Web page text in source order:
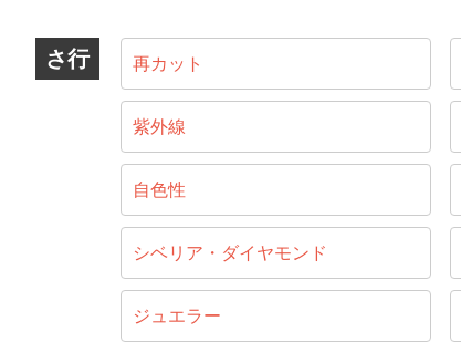
さ行 再カット
紫外線
自色性
シベリア・ダイヤモンド
ジュエラー